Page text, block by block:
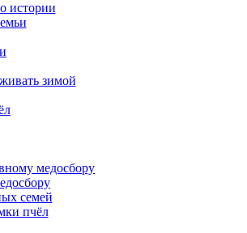
истории
зимой
медосбору
семей
пчёл